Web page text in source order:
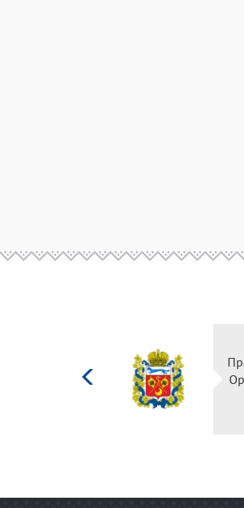
Министерство
культуры
Российской
федерации